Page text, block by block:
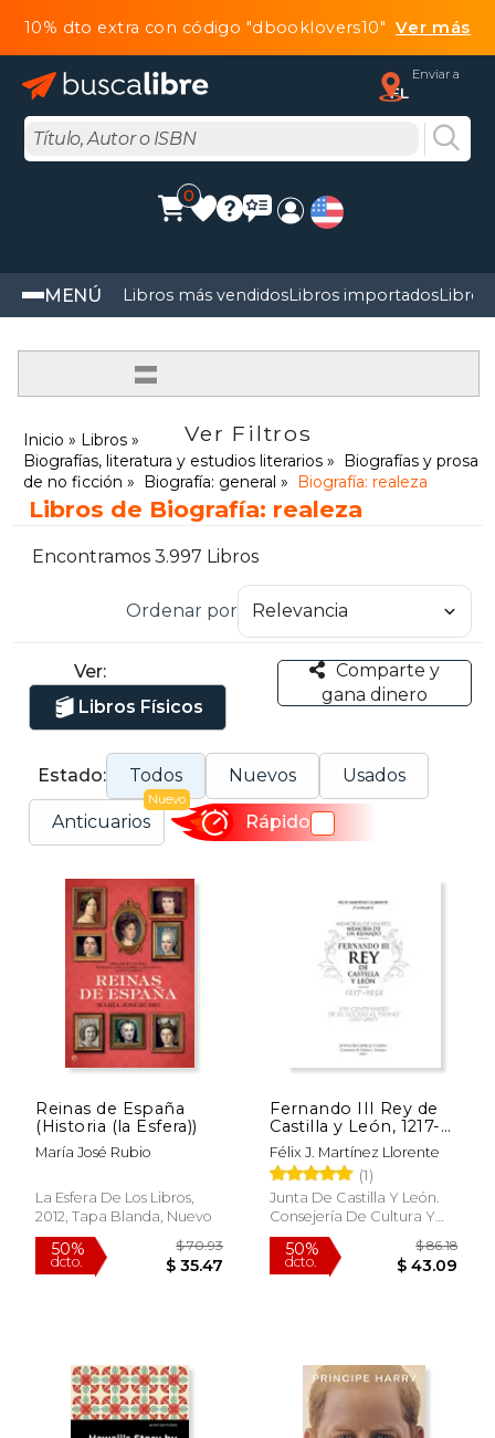
10% dto extra con código "dbooklovers10"Ver más
Enviar a
FL
0
MENÚ Libros más vendidosLibros importadosLibros
=
Ver Filtros
Inicio
Libros
Biografías, literatura y estudios literarios
Biografías y prosa
de no ficción
Biografía: general Biografía: realeza
Libros de Biografía: realeza
Encontramos 3.997 Libros
Ordenar por
Ver:
Libros Físicos
Comparte y
gana dinero
Estado: Todos Nuevos Usados
Anticuarios
Nuevo
Rápido
Reinas de España
(Historia (la Esfera))
María José Rubio
La Esfera De Los Libros,
2012, Tapa Blanda, Nuevo
50%
dcto. $ 35.47
Fernando III Rey de
Castilla y León, 1217-
1252. Memoria de un
rey, memoria de un
reinado
Félix J. Martínez Llorente
(1)
Junta De Castilla Y León.
Consejería De Cultura Y
Turismo, 2019, Tapa
Blanda, Nuevo
50%
dcto.